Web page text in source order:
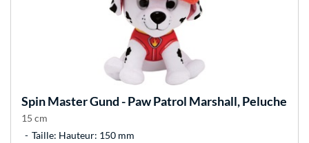
Spin MasterGund - Paw Patrol Marshall, Peluche
15 cm
Taille: Hauteur: 150 mm